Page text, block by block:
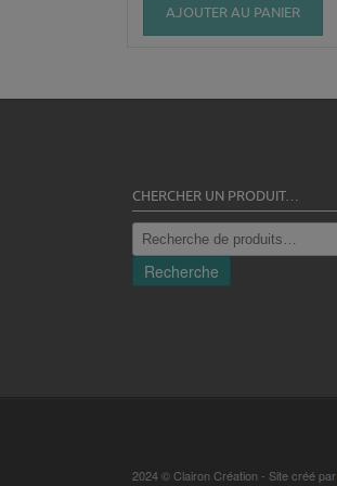
AJOUTER AU PANIER
CHERCHER UN PRODUIT…
Recherche
pour :
Recherche
2024 © Clairon Création - Site créé par